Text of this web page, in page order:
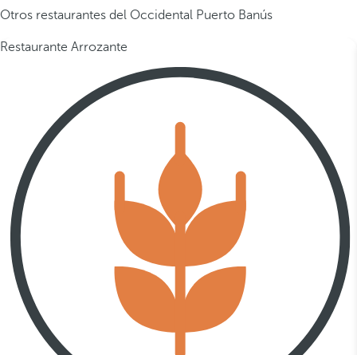
Otros restaurantes del Occidental Puerto Banús
Restaurante Arrozante